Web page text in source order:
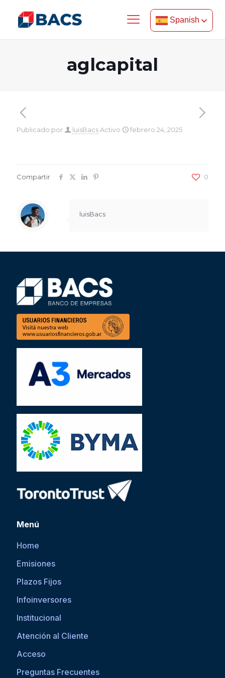
Spanish
aglcapital
Publicado por luisBacsActivo febrero 24, 2025
Compartir 0
luisBacs
Menú
Home
Emisiones
Plazos Fijos
Infoinversores
Institucional
Atención al Cliente
Acceso
Preguntas Frecuentes